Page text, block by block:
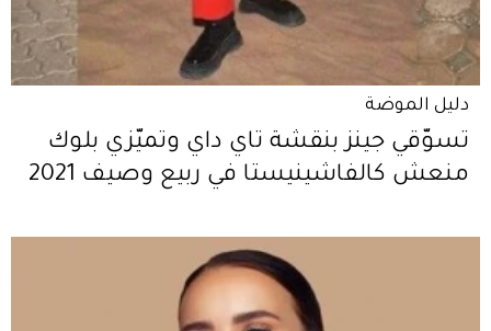
دليل الموضة
تسوّقي جينز بنقشة تاي داي وتميّزي بلوك
منعش كالفاشينيستا في ربيع وصيف 2021